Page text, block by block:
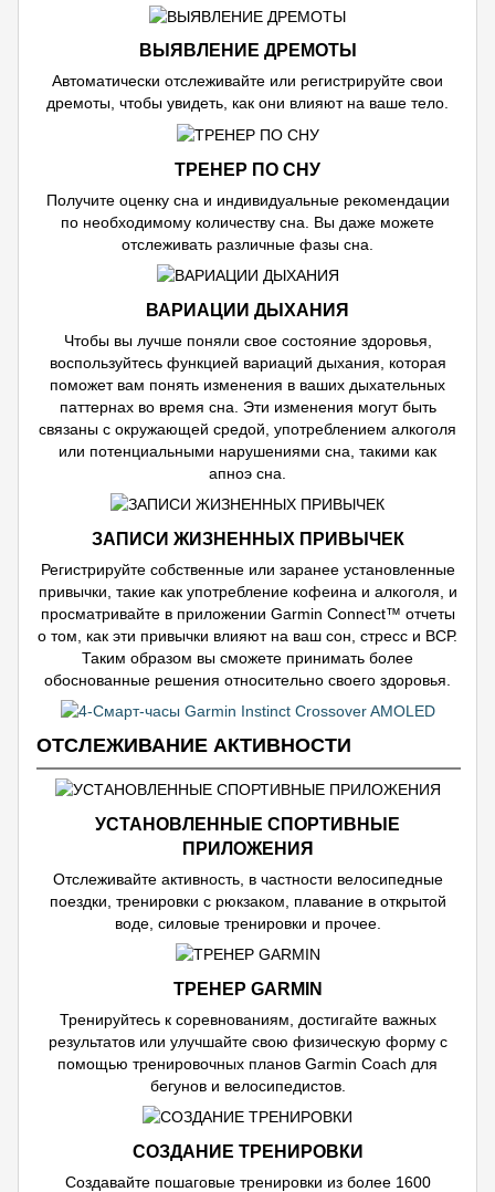
ВЫЯВЛЕНИЕ ДРЕМОТЫ
Автоматически отслеживайте или регистрируйте свои
дремоты, чтобы увидеть, как они влияют на ваше тело.
ТРЕНЕР ПО СНУ
Получите оценку сна и индивидуальные рекомендации
по необходимому количеству сна. Вы даже можете
отслеживать различные фазы сна.
ВАРИАЦИИ ДЫХАНИЯ
Чтобы вы лучше поняли свое состояние здоровья,
воспользуйтесь функцией вариаций дыхания, которая
поможет вам понять изменения в ваших дыхательных
паттернах во время сна. Эти изменения могут быть
связаны с окружающей средой, употреблением алкоголя
или потенциальными нарушениями сна, такими как
апноэ сна.
ЗАПИСИ ЖИЗНЕННЫХ ПРИВЫЧЕК
Регистрируйте собственные или заранее установленные
привычки, такие как употребление кофеина и алкоголя, и
просматривайте в приложении Garmin Connect™ отчеты
о том, как эти привычки влияют на ваш сон, стресс и ВСР.
Таким образом вы сможете принимать более
обоснованные решения относительно своего здоровья.
ОТСЛЕЖИВАНИЕ АКТИВНОСТИ
УСТАНОВЛЕННЫЕ СПОРТИВНЫЕ
ПРИЛОЖЕНИЯ
Отслеживайте активность, в частности велосипедные
поездки, тренировки с рюкзаком, плавание в открытой
воде, силовые тренировки и прочее.
ТРЕНЕР GARMIN
Тренируйтесь к соревнованиям, достигайте важных
результатов или улучшайте свою физическую форму с
помощью тренировочных планов Garmin Coach для
бегунов и велосипедистов.
СОЗДАНИЕ ТРЕНИРОВКИ
Создавайте пошаговые тренировки из более 1600